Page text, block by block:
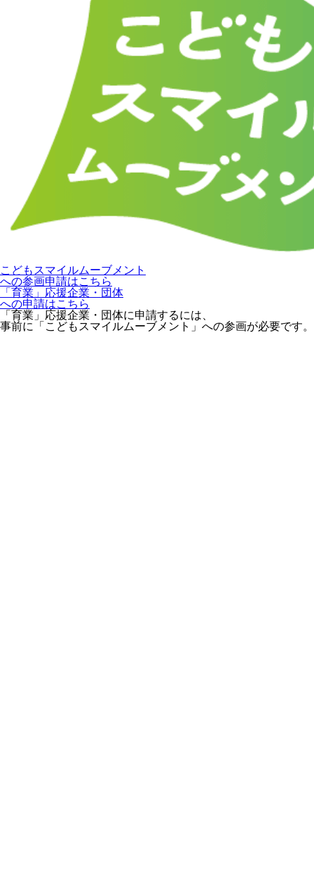
こどもスマイルムーブメント
への参画申請はこちら
「育業」応援企業・団体
への申請はこちら
「育業」応援企業・団体に申請するには、
事前に「こどもスマイルムーブメント」への参画が必要です。